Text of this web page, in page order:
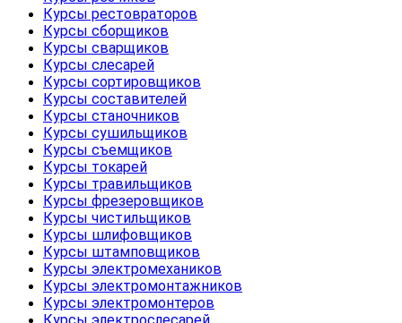
Курсы рестовраторов
Курсы сборщиков
Курсы сварщиков
Курсы слесарей
Курсы сортировщиков
Курсы составителей
Курсы станочников
Курсы сушильщиков
Курсы съемщиков
Курсы токарей
Курсы травильщиков
Курсы фрезеровщиков
Курсы чистильщиков
Курсы шлифовщиков
Курсы штамповщиков
Курсы электромехаников
Курсы электромонтажников
Курсы электромонтеров